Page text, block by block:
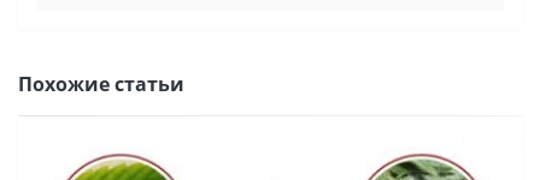
Похожие статьи